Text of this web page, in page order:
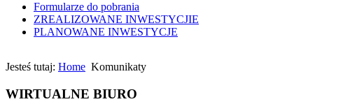
Formularze do pobrania
ZREALIZOWANE INWESTYCJIE
PLANOWANE INWESTYCJE
Jesteś tutaj: Home Komunikaty
WIRTUALNE BIURO